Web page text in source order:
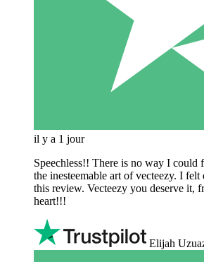
il y a 1 jour
Speechless!! There is no way I could
the inesteemable art of vecteezy. I
this review. Vecteezy you deserve it,
heart!!!
Elijah